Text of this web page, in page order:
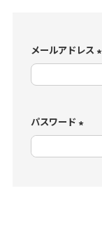
メールアドレス
パスワード
必